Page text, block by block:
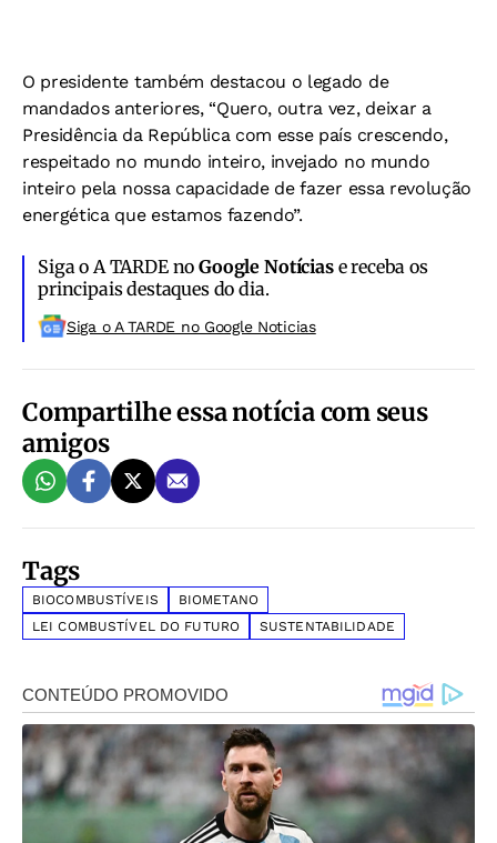
O presidente também destacou o legado de
mandados anteriores, “Quero, outra vez, deixar a
Presidência da República com esse país crescendo,
respeitado no mundo inteiro, invejado no mundo
inteiro pela nossa capacidade de fazer essa revolução
energética que estamos fazendo”.
Siga o A TARDE noGoogle Notíciase receba os
principais destaques do dia.
Siga o A TARDE no Google Noticias
Compartilhe essa notícia com seus
amigos
Tags
BIOCOMBUSTÍVEIS
BIOMETANO
LEI COMBUSTÍVEL DO FUTURO
SUSTENTABILIDADE